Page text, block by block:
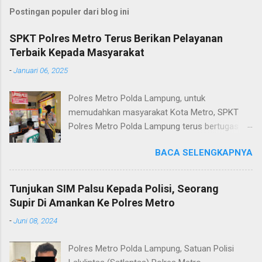
Postingan populer dari blog ini
SPKT Polres Metro Terus Berikan Pelayanan
Terbaik Kepada Masyarakat
-Januari 06, 2025
Polres Metro Polda Lampung, untuk
memudahkan masyarakat Kota Metro, SPKT
Polres Metro Polda Lampung terus bertugas
terkait layanan pengaduan, pelayanan SKCK dan
pelayanan Identifikasi sidik jari secara terpadu
kepada masyarakat. Senin (06/01/2025) Dalam
mewujudkan pelayanan prima kepolisian, SPKT
Heri Sulistyo Nugroho S.IK, M.IK mengatakan
BACA SELENGKAPNYA
Tunjukan SIM Palsu Kepada Polisi, Seorang
Supir Di Amankan Ke Polres Metro
-Juni 08, 2024
Polres Metro Polda Lampung, Satuan Polisi